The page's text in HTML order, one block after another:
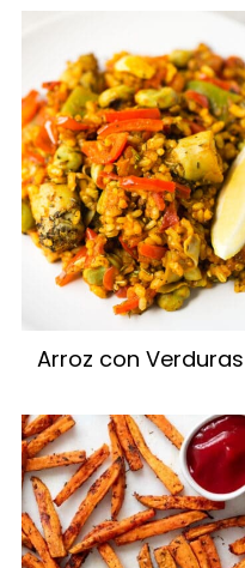
Arroz con Verduras